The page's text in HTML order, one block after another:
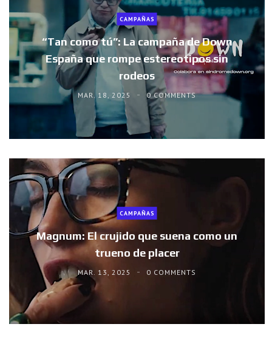
CAMPAÑAS
“Tan como tú”: La campaña de Down
España que rompe estereotipos sin
rodeos
MAR. 18, 2025 0 COMMENTS
CAMPAÑAS
Magnum: El crujido que suena como un
trueno de placer
MAR. 13, 2025 0 COMMENTS